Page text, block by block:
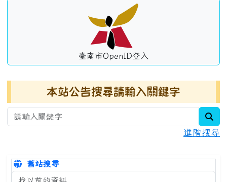
臺南市OpenID登入
本站公告搜尋請輸入關鍵字
進階搜尋
舊站搜尋
搜尋台南市永康國小全球資訊網關鍵字